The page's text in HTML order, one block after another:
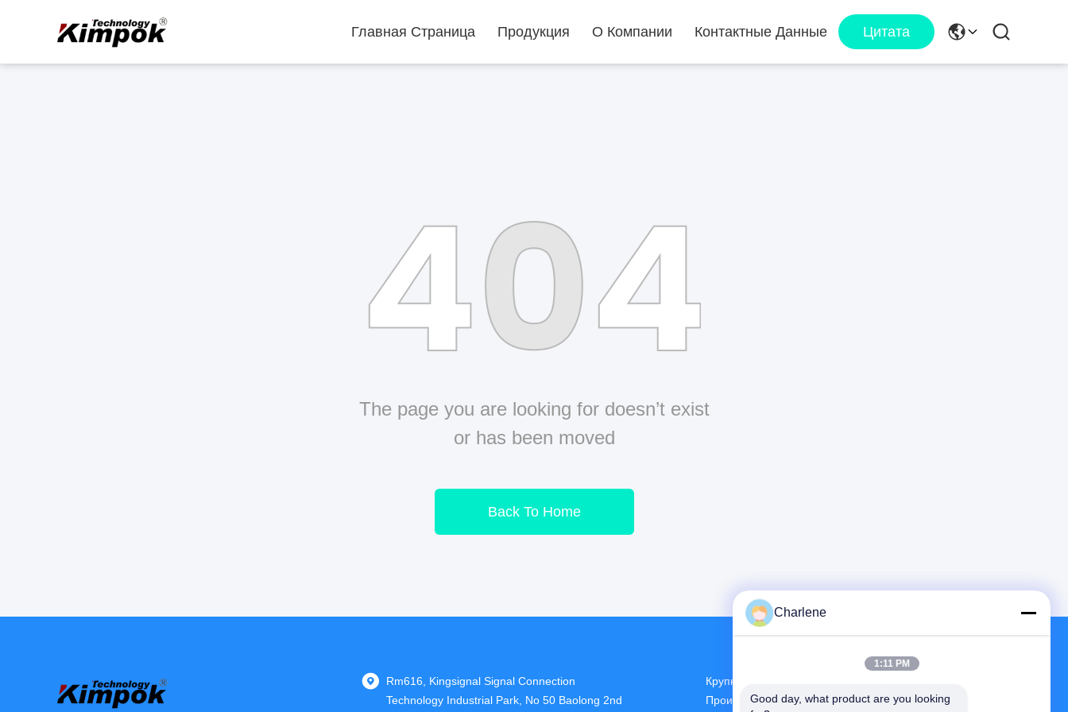
Главная Страница Продукция О Компании Контактные Данные Цитата
The page you are looking for doesn’t exist
or has been moved
Back To Home
Rm616, Kingsignal Signal Connection
Technology Industrial Park, No 50 Baolong 2nd
Крупнейшие Научно-Исследовательские И
Производственные Предприятия FPV VTX
Charlene
1:11 PM
Good day, what product are you looking